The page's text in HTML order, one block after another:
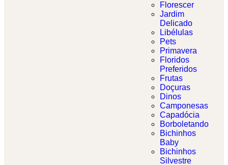
Florescer
Jardim
Delicado​
Libélulas
Pets
Primavera
Floridos
Preferidos
Frutas
Doçuras
Dinos
Camponesas
Capadócia
Borboletando
Bichinhos
Baby
Bichinhos
Silvestre